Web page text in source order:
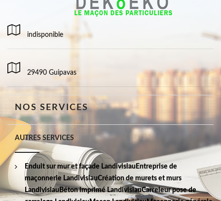
indisponible
29490 Guipavas
NOS SERVICES
AUTRES SERVICES
Enduit sur mur et façade Landivisiau Entreprise de
maçonnerie LandivisiauCréation de murets et murs
LandivisiauBéton imprimé LandivisiauCarreleur pose de